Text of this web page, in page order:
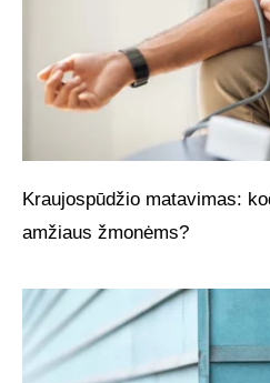
Kraujospūdžio matavimas:
amžiaus žmonėms?